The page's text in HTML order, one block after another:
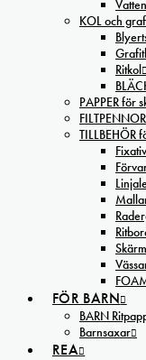
KOL och
Ritkol
PAPPER för
TILLBEHÖR
Fixativ
FÖR BARN
BARN
Barnsaxar
REA